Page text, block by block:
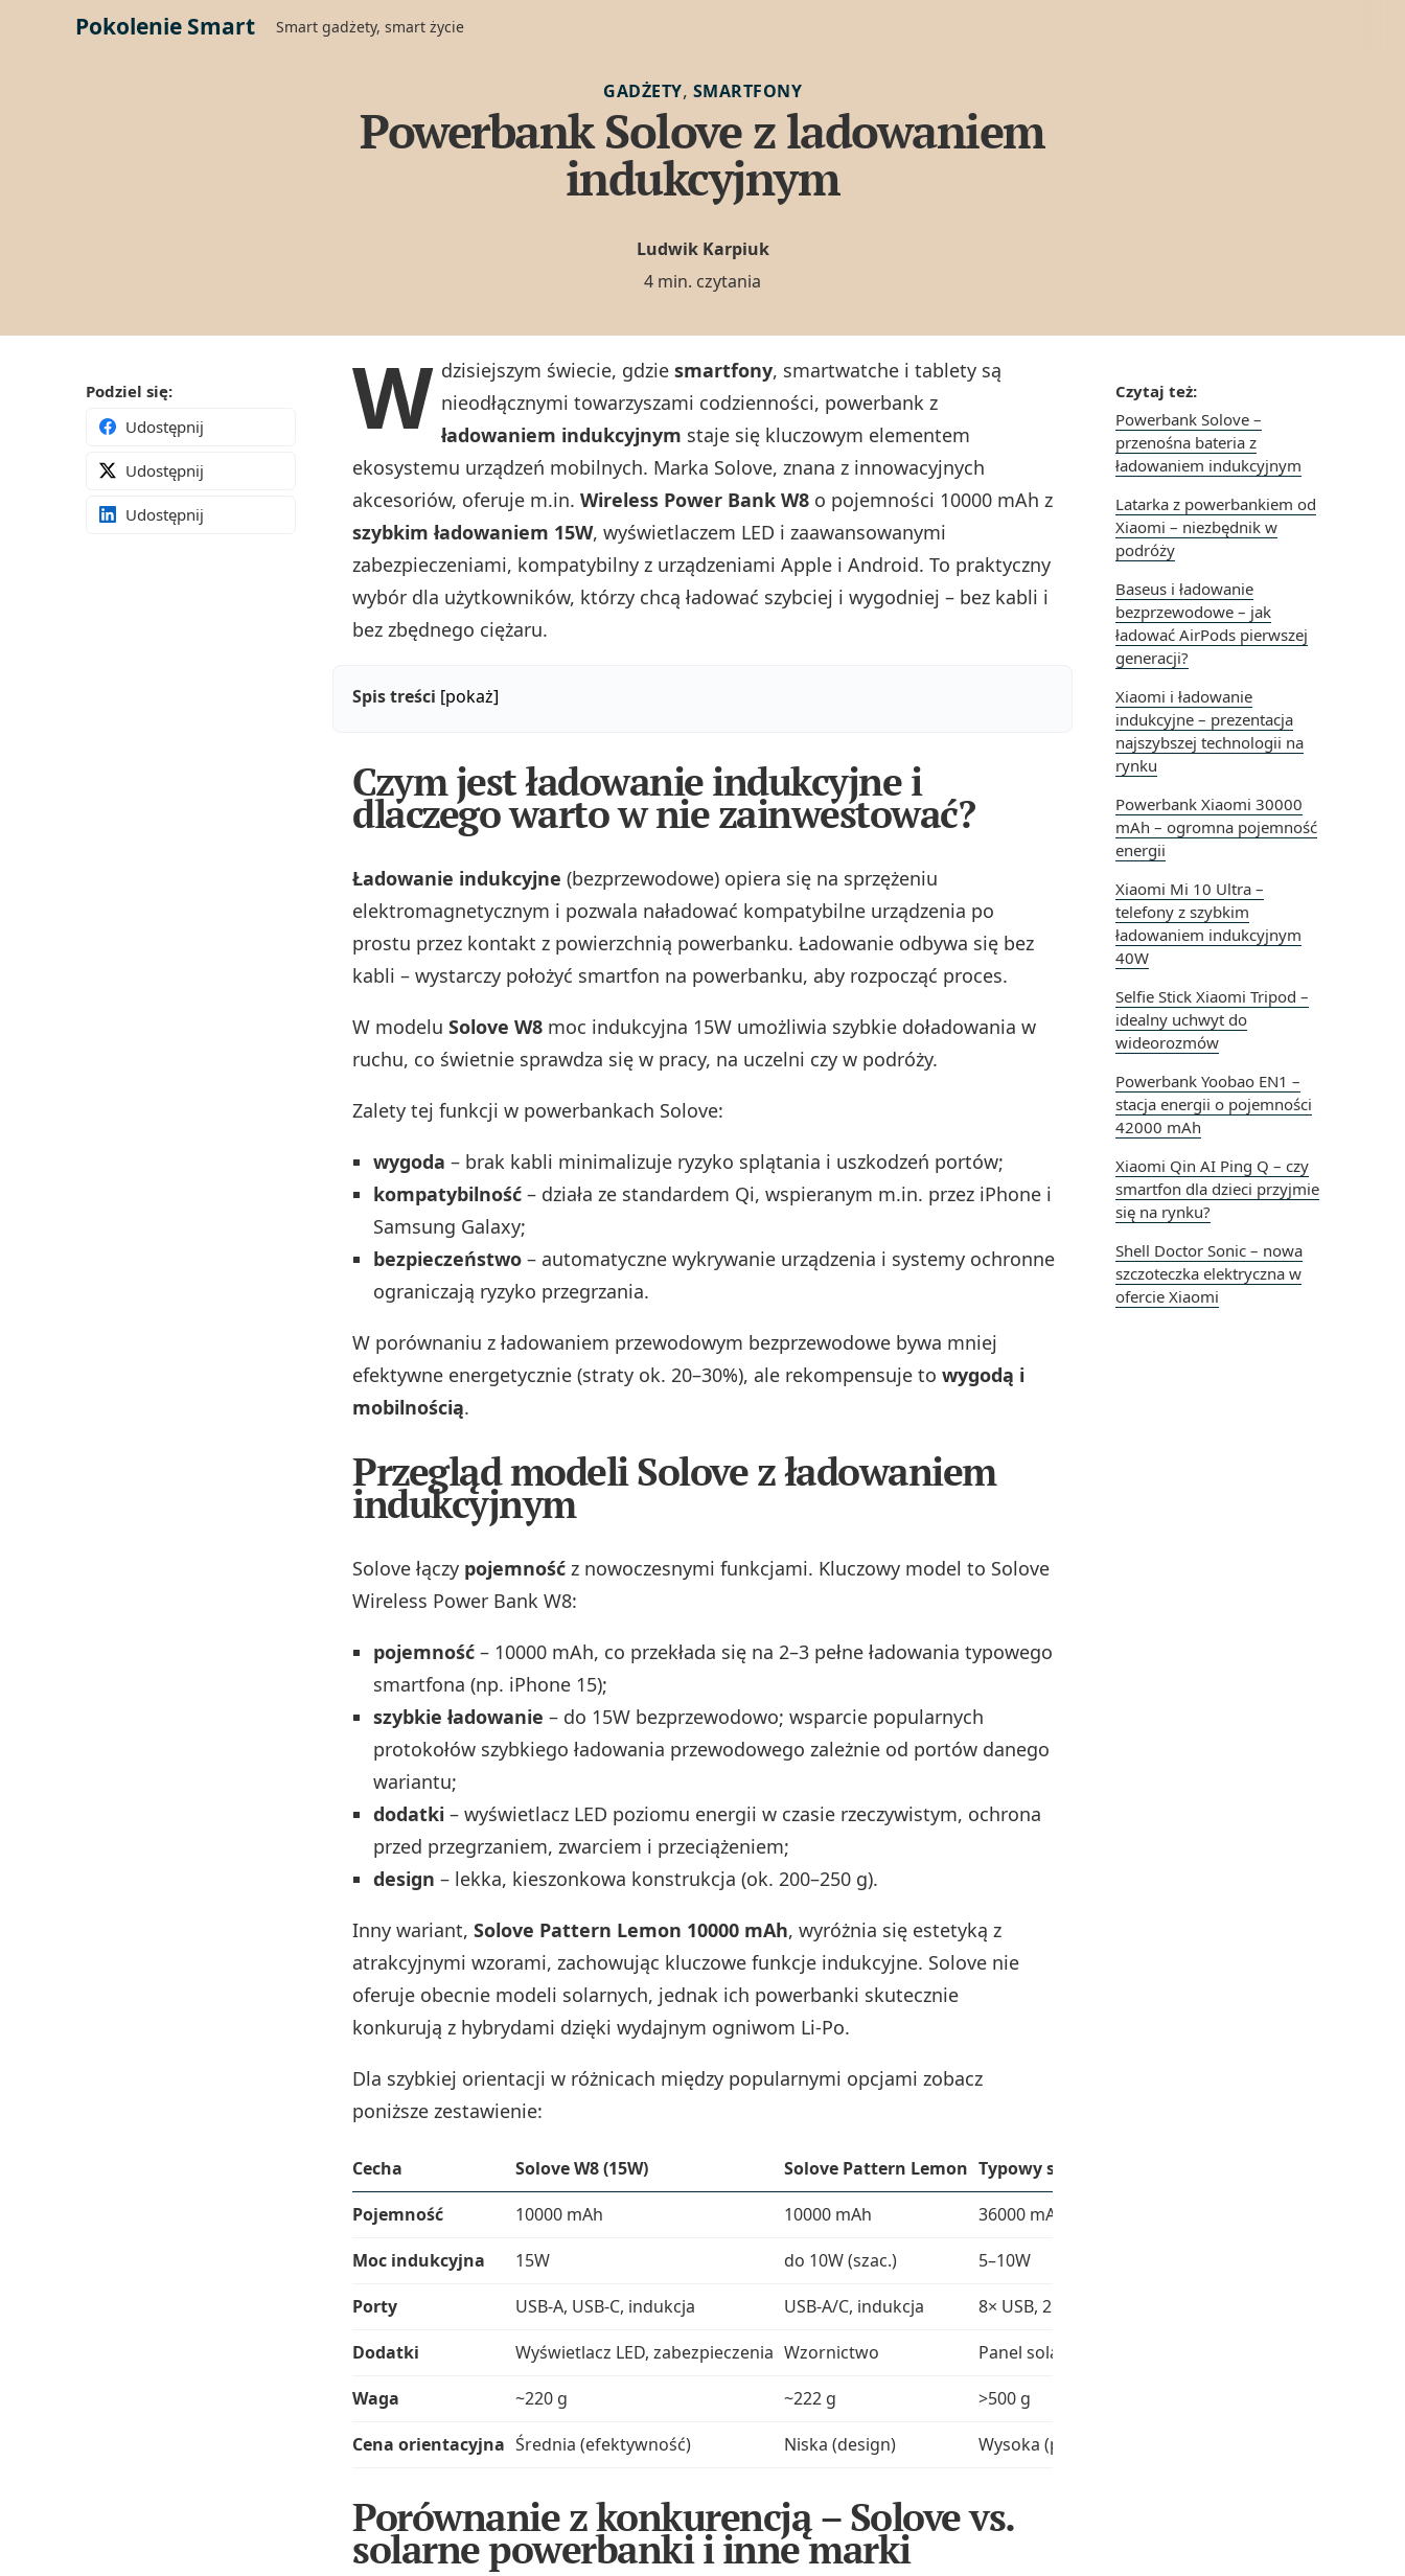
Pokolenie Smart Smart gadżety, smart życie
GADŻETY, SMARTFONY
Powerbank Solove z ladowaniem
indukcyjnym
Ludwik Karpiuk
4 min. czytania
Czytaj też:
Powerbank Solove –
przenośna bateria z
ładowaniem indukcyjnym
Latarka z powerbankiem od
Xiaomi – niezbędnik w
podróży
Baseus i ładowanie
bezprzewodowe – jak
ładować AirPods pierwszej
generacji?
Xiaomi i ładowanie
indukcyjne – prezentacja
najszybszej technologii na
rynku
Powerbank Xiaomi 30000
mAh – ogromna pojemność
energii
Xiaomi Mi 10 Ultra –
telefony z szybkim
ładowaniem indukcyjnym
40W
Selfie Stick Xiaomi Tripod –
idealny uchwyt do
wideorozmów
Powerbank Yoobao EN1 –
stacja energii o pojemności
42000 mAh
Xiaomi Qin AI Ping Q – czy
smartfon dla dzieci przyjmie
się na rynku?
Shell Doctor Sonic – nowa
szczoteczka elektryczna w
ofercie Xiaomi
Podziel się:
Udostępnij
Udostępnij
Udostępnij
W dzisiejszym świecie, gdzie smartfony, smartwatche i tablety są
nieodłącznymi towarzyszami codzienności, powerbank z
ładowaniem indukcyjnym staje się kluczowym elementem
ekosystemu urządzeń mobilnych. Marka Solove, znana z innowacyjnych
akcesoriów, oferuje m.in. Wireless Power Bank W8 o pojemności 10000 mAh z
szybkim ładowaniem 15W, wyświetlaczem LED i zaawansowanymi
zabezpieczeniami, kompatybilny z urządzeniami Apple i Android. To praktyczny
wybór dla użytkowników, którzy chcą ładować szybciej i wygodniej – bez kabli i
bez zbędnego ciężaru.
Spis treści [pokaż]
Czym jest ładowanie indukcyjne i
dlaczego warto w nie zainwestować?
Ładowanie indukcyjne (bezprzewodowe) opiera się na sprzężeniu
elektromagnetycznym i pozwala naładować kompatybilne urządzenia po
prostu przez kontakt z powierzchnią powerbanku. Ładowanie odbywa się bez
kabli – wystarczy położyć smartfon na powerbanku, aby rozpocząć proces.
W modelu Solove W8 moc indukcyjna 15W umożliwia szybkie doładowania w
ruchu, co świetnie sprawdza się w pracy, na uczelni czy w podróży.
Zalety tej funkcji w powerbankach Solove:
wygoda – brak kabli minimalizuje ryzyko splątania i uszkodzeń portów;
kompatybilność – działa ze standardem Qi, wspieranym m.in. przez iPhone i
Samsung Galaxy;
bezpieczeństwo – automatyczne wykrywanie urządzenia i systemy ochronne
ograniczają ryzyko przegrzania.
W porównaniu z ładowaniem przewodowym bezprzewodowe bywa mniej
efektywne energetycznie (straty ok. 20–30%), ale rekompensuje to wygodą i
mobilnością.
Przegląd modeli Solove z ładowaniem
indukcyjnym
Solove łączy pojemność z nowoczesnymi funkcjami. Kluczowy model to Solove
Wireless Power Bank W8:
pojemność – 10000 mAh, co przekłada się na 2–3 pełne ładowania typowego
smartfona (np. iPhone 15);
szybkie ładowanie – do 15W bezprzewodowo; wsparcie popularnych
protokołów szybkiego ładowania przewodowego zależnie od portów danego
wariantu;
dodatki – wyświetlacz LED poziomu energii w czasie rzeczywistym, ochrona
przed przegrzaniem, zwarciem i przeciążeniem;
design – lekka, kieszonkowa konstrukcja (ok. 200–250 g).
Inny wariant, Solove Pattern Lemon 10000 mAh, wyróżnia się estetyką z
atrakcyjnymi wzorami, zachowując kluczowe funkcje indukcyjne. Solove nie
oferuje obecnie modeli solarnych, jednak ich powerbanki skutecznie
konkurują z hybrydami dzięki wydajnym ogniwom Li‑Po.
Dla szybkiej orientacji w różnicach między popularnymi opcjami zobacz
poniższe zestawienie:
Cecha Solove W8 (15W) Solove Pattern Lemon Typowy solarny powerbank (np. 36000 mAh)
Pojemność
10000 mAh 10000 mAh
36000 mAh
Moc indukcyjna
15W do 10W (szac.)
5–10W
Porty
USB-A, USB-C, indukcja USB-A/C, indukcja
8× USB, 2× USB-C
Dodatki
Wyświetlacz LED, zabezpieczenia Wzornictwo
Panel solarny 2.2W, latarka
Waga
~220 g ~222 g
>500 g
Cena orientacyjna Średnia (efektywność) Niska (design) Wysoka (pojemność)
Porównanie z konkurencją – Solove vs.
solarne powerbanki i inne marki